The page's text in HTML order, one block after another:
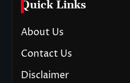
Quick Links
About Us
Contact Us
Disclaimer